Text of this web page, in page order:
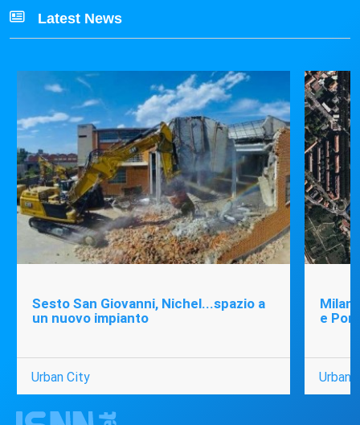
Latest News
Sesto San Giovanni, Nichel...spazio a
un nuovo impianto
Urban City
e
Urban